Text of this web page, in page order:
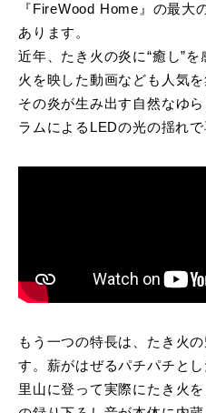
『FireWood Home』の最大
あります。
近年、たき火の炎に“癒し”
火を映した動画なども人気を
その炎が生み出す自然なゆ
ラムによるLEDの光の揺れで
もう一つの特長は、たき火
す。薪がはぜるパチパチと
里山に登って実際にたき火